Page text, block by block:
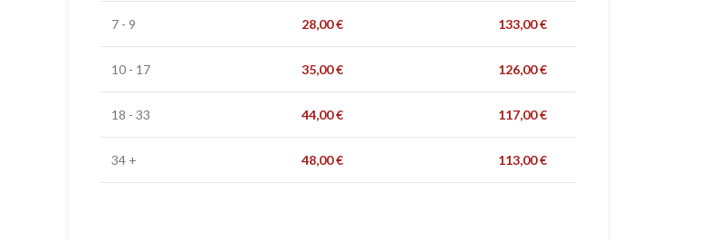
7 - 9 28,00€ 133,00€
10 - 17 35,00€ 126,00€
18 - 33 44,00€ 117,00€
34 + 48,00€ 113,00€